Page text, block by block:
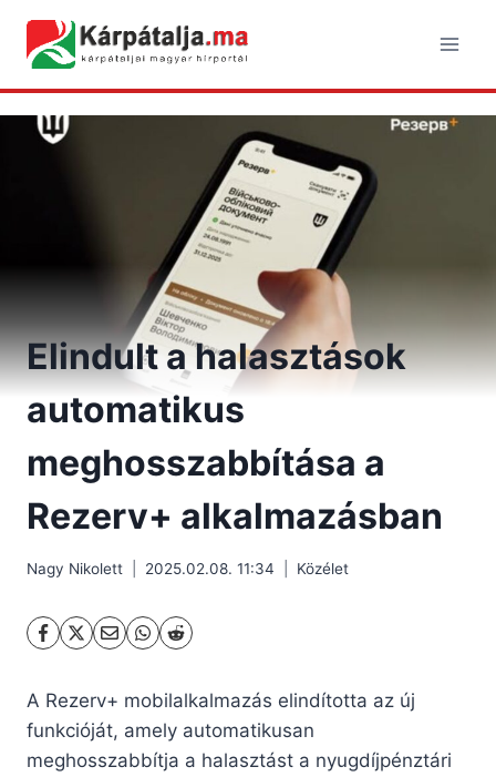
content
Elindult a halasztások
automatikus
meghosszabbítása a
Rezerv+ alkalmazásban
Nagy Nikolett 2025.02.08. 11:34 Közélet
A Rezerv+ mobilalkalmazás elindította az új
funkcióját, amely automatikusan
meghosszabbítja a halasztást a nyugdíjpénztári